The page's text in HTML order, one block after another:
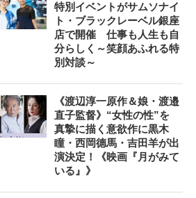
特別イベントがサムソナイ
ト・ブラックレーベル銀座
店で開催 仕事も人生も自
分らしく～笑顔あふれる特
別対談～
《渡辺淳一原作＆娘・渡邉
直子監督》“女性の性”を
真摯に描く意欲作に黒木
瞳・西岡德馬・吉田羊が出
演決定！《映画『月がみて
いる』》